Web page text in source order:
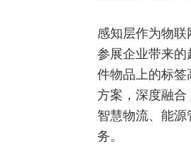
感知层作为物联
参展企业带来的
件物品上的标
方案，深度融合
智慧物流、能
务。